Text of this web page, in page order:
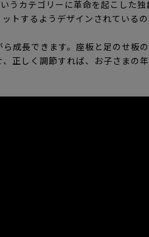
うカテゴリーに革命を起こした
トするようデザインされている
成長できます。座板と足のせ板
正しく調節すれば、お子さまの